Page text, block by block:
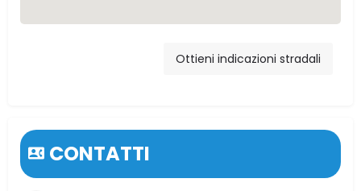
Ottieni indicazioni stradali
CONTATTI